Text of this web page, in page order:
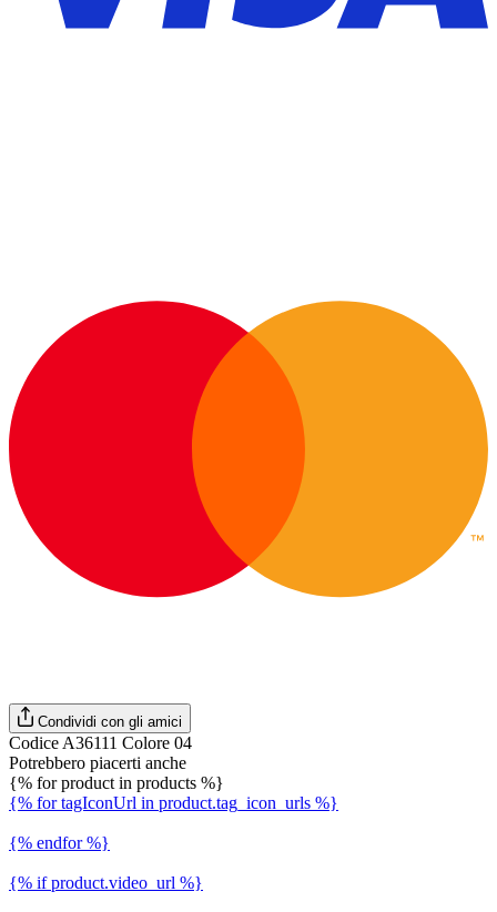
Condividi con gli amici
Codice A36111 Colore 04
Potrebbero piacerti anche
{% for product in products %}
{% for tagIconUrl in product.tag_icon_urls %}
{% endfor %}
{% if product.video_url %}